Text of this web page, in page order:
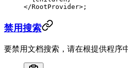
</RootProvider>;
禁用搜索
要禁用文档搜索，请在根提供程序